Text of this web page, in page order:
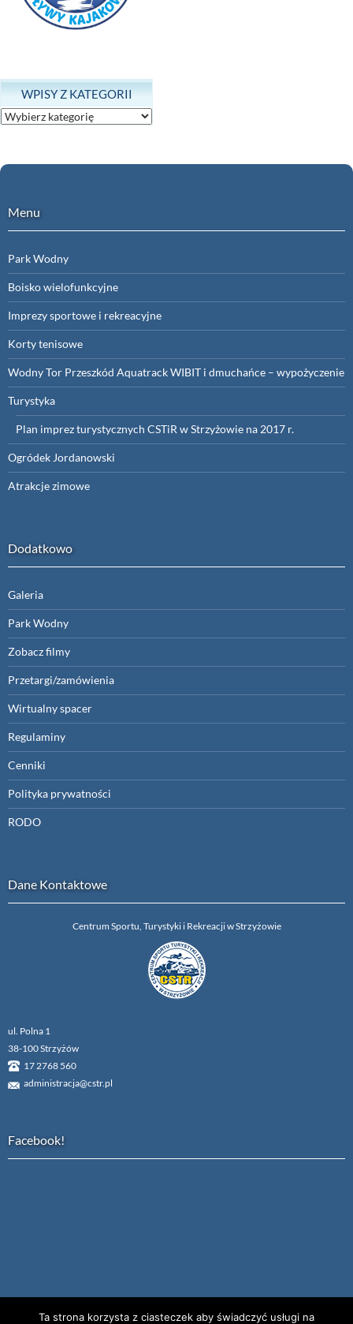
WPISY Z KATEGORII
Wpisy
z
Menu
Park Wodny
Boisko wielofunkcyjne
Imprezy sportowe i rekreacyjne
Korty tenisowe
Wodny Tor Przeszkód Aquatrack WIBIT i dmuchańce – wypożyczenie
Turystyka
Plan imprez turystycznych CSTiR w Strzyżowie na 2017 r.
Ogródek Jordanowski
Atrakcje zimowe
Dodatkowo
Galeria
Park Wodny
Zobacz filmy
Przetargi/zamówienia
Wirtualny spacer
Regulaminy
Cenniki
Polityka prywatności
RODO
Dane Kontaktowe
Centrum Sportu, Turystyki i Rekreacji w Strzyżowie
ul. Polna 1
38-100 Strzyżów
17 2768 560
administracja@cstr.pl
Facebook!
Ta strona korzysta z ciasteczek aby świadczyć usługi na